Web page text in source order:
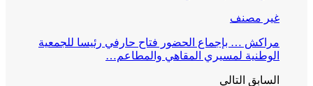
غير مصنف
مراكش … بإجماع الحضور فتاح حارفي رئيسا للجمعية
الوطنية لمسيري المقاهي والمطاعم…
السابق التالي